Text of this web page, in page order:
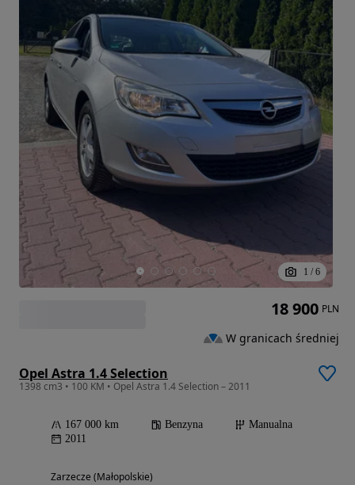
1 / 6
Opel Astra 1.4 Selection
1398 cm3 • 100 KM • Opel Astra 1.4 Selection – 2011
167 000 km Benzyna
Manualna
2011
Zarzecze (Małopolskie)
18 900 PLN
W granicach średniej